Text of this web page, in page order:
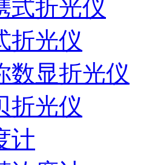
式折光仪
折光仪
数显折光仪
折光仪
计